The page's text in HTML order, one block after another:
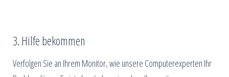
3. Hilfe bekommen
Verfolgen Sie an Ihrem Monitor, wie unsere Computerexperten Ihr